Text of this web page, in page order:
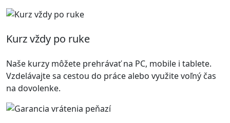
Kurz vždy po ruke
Naše kurzy môžete prehrávať na PC, mobile i tablete.
Vzdelávajte sa cestou do práce alebo využite voľný čas
na dovolenke.